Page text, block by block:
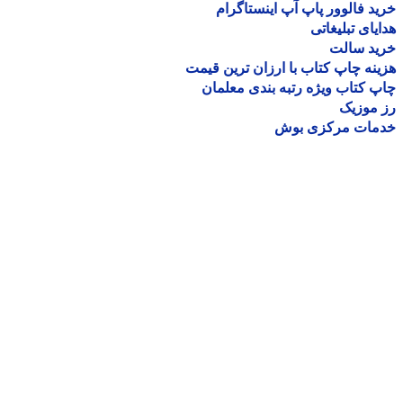
فالوور پاپ آپ اینستاگرام
تبلیغاتی
سالت
چاپ کتاب با ارزان ترین قیمت
کتاب ویژه رتبه بندی معلمان
موزیک
مرکزی بوش